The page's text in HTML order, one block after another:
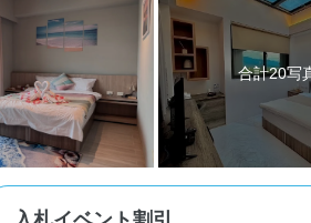
合計20写